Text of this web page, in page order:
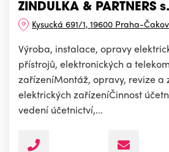
ZINDULKA & PARTNERS
Kysucká 691/1, 19600 Praha-
Výroba, instalace, opravy
přístrojů, elektronických a
zařízeníMontáž, opravy, revize a
elektrických zařízeníČinnost
vedení účetnictví,...